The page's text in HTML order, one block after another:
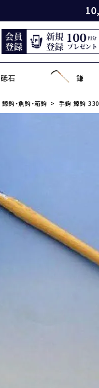
砥石 鎌
鯨鉤・魚鉤・箱鉤 手鉤 鯨鉤